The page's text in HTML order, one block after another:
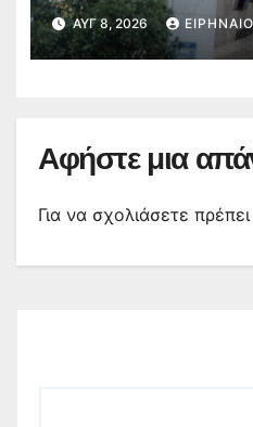
ενστάσεις για
αποτελέσματα
ΑΥΓ 8, 2026
Αφήστε μια
Για να σχολιάσετε